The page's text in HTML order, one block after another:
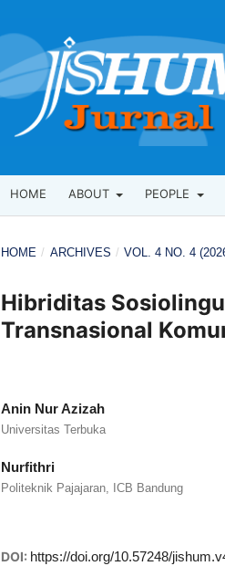
HOME ABOUT PEOPLE
HOME / ARCHIVES / VOL. 4 NO. 4
Hibriditas
Transnasional
Anin Nur Azizah
Universitas Terbuka
Nurfithri
Politeknik Pajajaran, ICB Bandung
DOI: https://doi.org/10.57248/